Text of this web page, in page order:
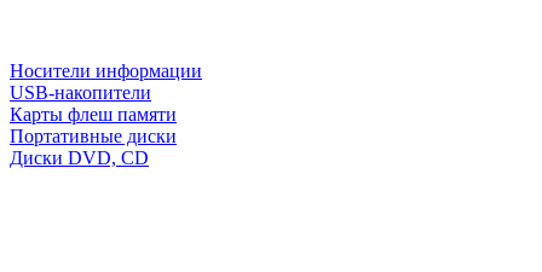
Носители информации
USB-накопители
Карты флеш памяти
Портативные диски
Диски DVD, CD